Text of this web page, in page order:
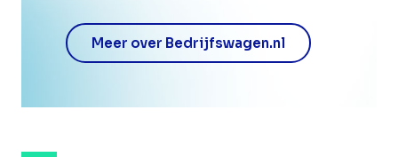
Meer over Bedrijfswagen.nl